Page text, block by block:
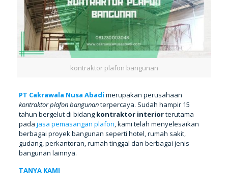
kontraktor plafon bangunan
PT Cakrawala Nusa Abadi merupakan perusahaan
kontraktor plafon bangunanterpercaya. Sudah hampir 15
tahun bergelut di bidang kontraktor interiorterutama
pada jasa pemasangan plafon, kami telah menyelesaikan
berbagai proyek bangunan seperti hotel, rumah sakit,
gudang, perkantoran, rumah tinggal dan berbagai jenis
bangunan lainnya.
TANYA KAMI